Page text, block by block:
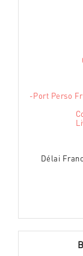
-Port Perso
Délai